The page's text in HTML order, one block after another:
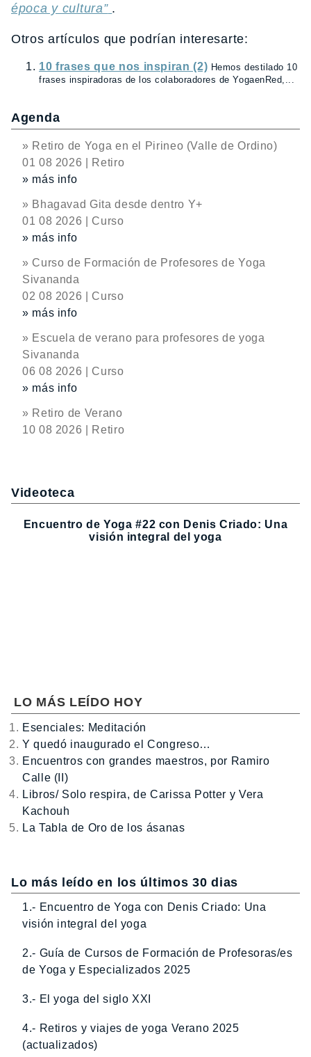
época y cultura” .
Otros artículos que podrían interesarte:
10 frases que nos inspiran (2) Hemos destilado 10
frases inspiradoras de los colaboradores de YogaenRed,...
Agenda
» Retiro de Yoga en el Pirineo (Valle de Ordino)
01 08 2026 | Retiro
» más info
» Bhagavad Gita desde dentro Y+
01 08 2026 | Curso
» más info
» Curso de Formación de Profesores de Yoga
Sivananda
02 08 2026 | Curso
» más info
» Escuela de verano para profesores de yoga
Sivananda
06 08 2026 | Curso
» más info
» Retiro de Verano
10 08 2026 | Retiro
Videoteca
Encuentro de Yoga #22 con Denis Criado: Una
visión integral del yoga
LO MÁS LEÍDO HOY
Esenciales: Meditación
Y quedó inaugurado el Congreso…
Encuentros con grandes maestros, por Ramiro
Calle (II)
Libros/ Solo respira, de Carissa Potter y Vera
Kachouh
La Tabla de Oro de los ásanas
Lo más leído en los últimos 30 dias
1.- Encuentro de Yoga con Denis Criado: Una
visión integral del yoga
2.- Guía de Cursos de Formación de Profesoras/es
de Yoga y Especializados 2025
3.- El yoga del siglo XXI
4.- Retiros y viajes de yoga Verano 2025
(actualizados)